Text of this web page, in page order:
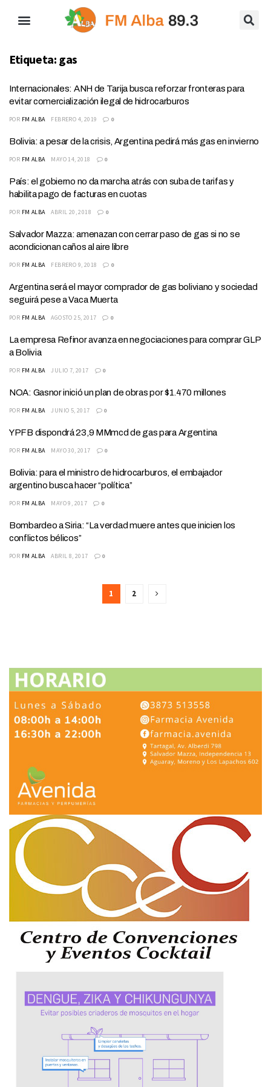
Etiqueta: gas
Internacionales: ANH de Tarija busca reforzar fronteras para
evitar comercialización ilegal de hidrocarburos
POR FM ALBA FEBRERO 4, 2019 0
Bolivia: a pesar de la crisis, Argentina pedirá más gas en invierno
POR FM ALBA MAYO 14, 2018 0
País: el gobierno no da marcha atrás con suba de tarifas y
habilita pago de facturas en cuotas
POR FM ALBA ABRIL 20, 2018 0
Salvador Mazza: amenazan con cerrar paso de gas si no se
acondicionan caños al aire libre
POR FM ALBA FEBRERO 9, 2018 0
Argentina será el mayor comprador de gas boliviano y sociedad
seguirá pese a Vaca Muerta
POR FM ALBA AGOSTO 25, 2017 0
La empresa Refinor avanza en negociaciones para comprar GLP
a Bolivia
POR FM ALBA JULIO 7, 2017 0
NOA: Gasnor inició un plan de obras por $1.470 millones
POR FM ALBA JUNIO 5, 2017 0
YPFB dispondrá 23,9 MMmcd de gas para Argentina
POR FM ALBA MAYO 30, 2017 0
Bolivia: para el ministro de hidrocarburos, el embajador
argentino busca hacer “política”
POR FM ALBA MAYO 9, 2017 0
Bombardeo a Siria: “La verdad muere antes que inicien los
conflictos bélicos”
POR FM ALBA ABRIL 8, 2017 0
1 2